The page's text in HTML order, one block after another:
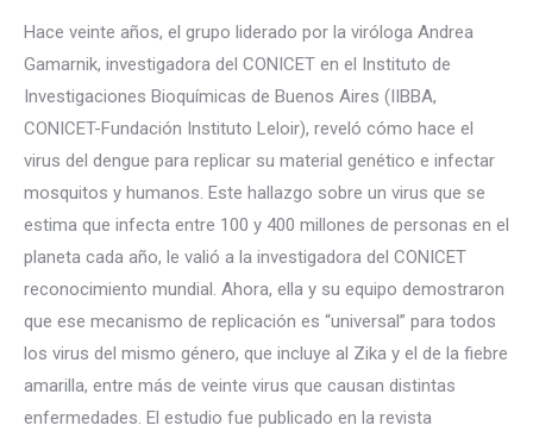
Hace veinte años, el grupo liderado por la viróloga Andrea
Gamarnik, investigadora del CONICET en el Instituto de
Investigaciones Bioquímicas de Buenos Aires (IIBBA,
CONICET-Fundación Instituto Leloir), reveló cómo hace el
virus del dengue para replicar su material genético e infectar
mosquitos y humanos. Este hallazgo sobre un virus que se
estima que infecta entre 100 y 400 millones de personas en el
planeta cada año, le valió a la investigadora del CONICET
reconocimiento mundial. Ahora, ella y su equipo demostraron
que ese mecanismo de replicación es “universal” para todos
los virus del mismo género, que incluye al Zika y el de la fiebre
amarilla, entre más de veinte virus que causan distintas
enfermedades. El estudio fue publicado en la revista